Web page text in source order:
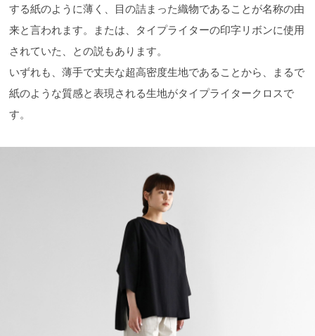
する紙のように薄く、目の詰まった織物であることが名称の由
来と言われます。または、タイプライターの印字リボンに使用
されていた、との説もあります。
いずれも、薄手で丈夫な超高密度生地であることから、まるで
紙のような質感と表現される生地がタイプライタークロスで
す。